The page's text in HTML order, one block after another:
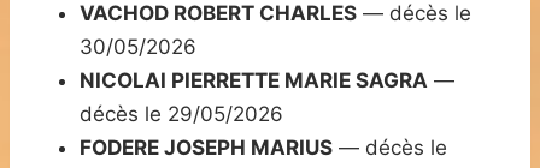
VACHOD ROBERT CHARLES — décès le
30/05/2026
NICOLAI PIERRETTE MARIE SAGRA —
décès le 29/05/2026
FODERE JOSEPH MARIUS — décès le